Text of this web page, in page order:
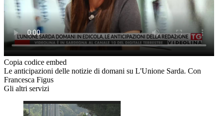
Copia codice embed
Le anticipazioni delle notizie di domani su L'Unione Sarda. Con
Francesca Figus
Gli altri servizi